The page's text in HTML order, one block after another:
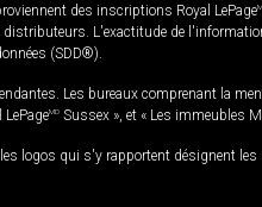
des inscriptions Royal LePage
L'exactitude de
(SDD®).
Les bureaux comprenant la
LePageMD Sussex », et « Les immeubles
logos qui s'y rapportent désignent